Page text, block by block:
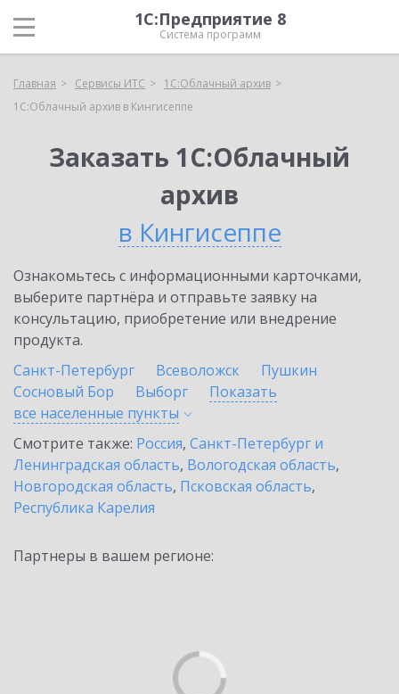
1С:Предприятие 8
Система программ
Главная Сервисы ИТС
1С:Облачный архив
1С:Облачный архив в Кингисеппе
Заказать 1С:Облачный
архив
в Кингисеппе
Ознакомьтесь с информационными карточками,
выберите партнёра и отправьте заявку на
консультацию, приобретение или внедрение
продукта.
Санкт-Петербург
Всеволожск
Пушкин
Сосновый Бор
Выборг
Показать
все населенные пункты
Смотрите также: Россия, Санкт-Петербург и
Ленинградская область, Вологодская область,
Новгородская область, Псковская область,
Республика Карелия
Партнеры в вашем регионе: